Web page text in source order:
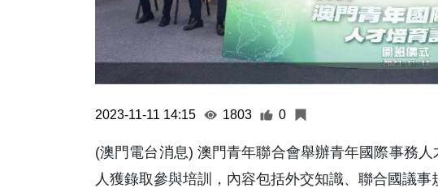
2023-11-11 14:15 1803 0
(澳門電台消息) 澳門青年聯合會舉辦青年國際事務
人獲錄取參與培訓，內容包括外交知識、聯合國議事